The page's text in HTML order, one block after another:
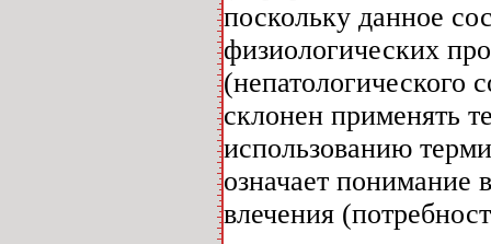
поскольку данное
физиологических
(непатологического
склонен применять
использованию
означает понимание
влечения